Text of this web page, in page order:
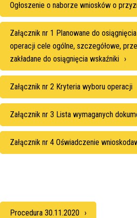
Ogłoszenie o naborze wniosków o
Załącznik nr 1 Planowane do
operacji cele ogólne, szczegółowe,
zakładane do osiągnięcia wskaźniki
Załącznik nr 2 Kryteria wyboru operacji
Załącznik nr 3 Lista wymaganych
Załącznik nr 4 Oświadczenie
Procedura 30.11.2020